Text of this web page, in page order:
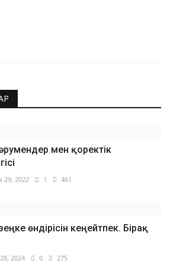
мен қоректік
2022 1 461
өндірісін кеңейтпек. Бірақ
2024 0 275